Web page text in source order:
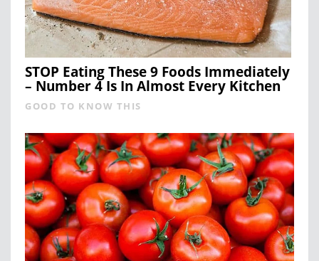
STOP Eating These 9 Foods Immediately
– Number 4 Is In Almost Every Kitchen
GOOD TO KNOW THIS